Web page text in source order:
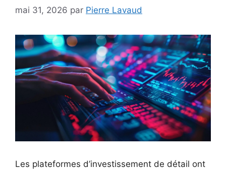
mai 31, 2026 par Pierre Lavaud
Les plateformes d’investissement de détail ont